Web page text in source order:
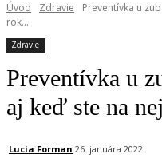
Úvod Zdravie
Preventívka u
rok...
Zdravie
Preventívka u
aj keď ste na
Lucia Forman 26. januára 2022